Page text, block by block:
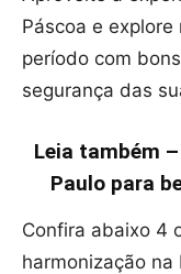
Páscoa e
período com
segurança das
Leia também
Paulo para
Confira abaixo 4
harmonização